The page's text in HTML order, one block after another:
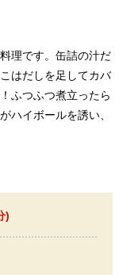
理です。缶詰の汁だ
はだしを足してカバ
ふつふつ煮立ったら
ハイボールを誘い、
)